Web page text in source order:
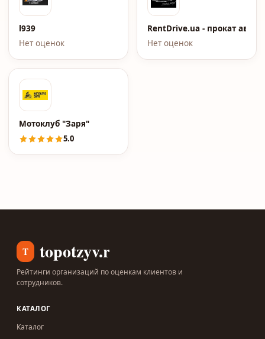
l939
Нет оценок
RentDrive.ua - прокат
Нет оценок
Мотоклуб "Заря"
5.0
T topotzyv.ru
Рейтинги организаций по оценкам клиентов и
сотрудников.
КАТАЛОГ
Каталог